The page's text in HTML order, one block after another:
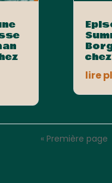
lire
« Première page